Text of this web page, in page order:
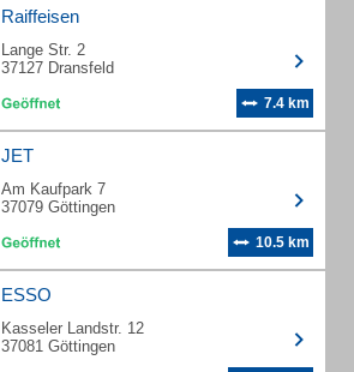
Raiffeisen
Lange Str. 2
37127 Dransfeld
7.4 km
JET
Am Kaufpark 7
37079 Göttingen
10.5 km
ESSO
Kasseler Landstr. 12
37081 Göttingen